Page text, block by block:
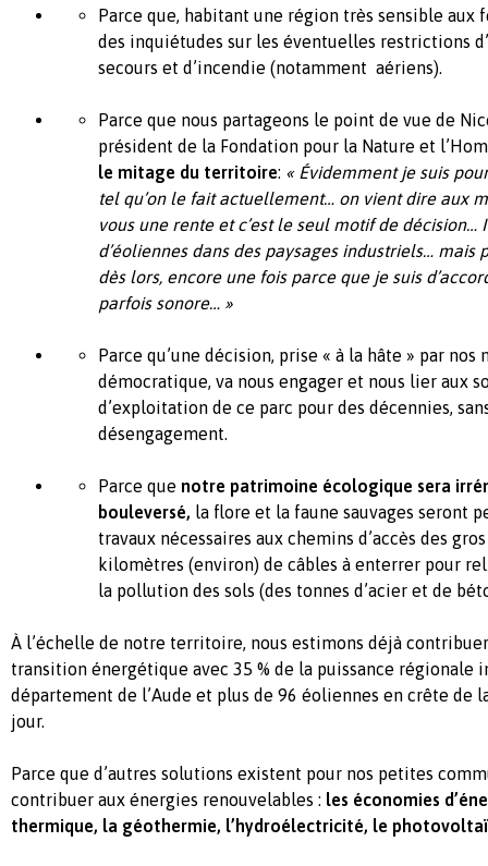
Parce que, habitant une région très sensible aux
des inquiétudes sur les éventuelles restrictions
secours et d’incendie (notamment aériens).
Parce que nous partageons le point de vue de
président de la Fondation pour la Nature et
le mitage du territoire: « Évidemment je suis
tel qu’on le fait actuellement… on vient dire aux
vous une rente et c’est le seul motif de décision…
d’éoliennes dans des paysages industriels… mais
dès lors, encore une fois parce que je suis
parfois sonore… »
Parce qu’une décision, prise « à la hâte » par nos
démocratique, va nous engager et nous lier aux
d’exploitation de ce parc pour des décennies,
désengagement.
Parce que notre patrimoine écologique sera
bouleversé, la flore et la faune sauvages seront
travaux nécessaires aux chemins d’accès des
kilomètres (environ) de câbles à enterrer pour
la pollution des sols (des tonnes d’acier et de
À l’échelle de notre territoire, nous estimons déjà
transition énergétique avec 35 % de la puissance régionale
département de l’Aude et plus de 96 éoliennes en crête de
jour.
Parce que d’autres solutions existent pour nos petites
contribuer aux énergies renouvelables : les économies
thermique, la géothermie, l’hydroélectricité, le